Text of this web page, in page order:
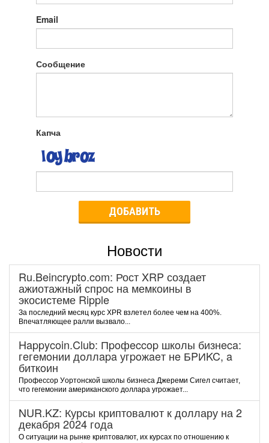
Email
Сообщение
Капча
ДОБАВИТЬ
Новости
Ru.Beincrypto.com: Рост XRP создает
ажиотажный спрос на мемкоины в
экосистеме Ripple
За последний месяц курс XPR взлетел более чем на 400%.
Впечатляющее ралли вызвало...
Happycoin.Club: Пpoфeccop шкoлы бизнeca:
гeгeмoнии дoллapa угpoжaeт нe БPИKC, a
биткoин
Пpoфeccop Уopтoнcкoй шкoлы бизнeca Джepeми Cигeл cчитaeт,
чтo гeгeмoнии aмepикaнcкoгo дoллapa угpoжaeт...
NUR.KZ: Курсы криптовалют к доллару на 2
декабря 2024 года
О ситуации на рынке криптовалют, их курсах по отношению к